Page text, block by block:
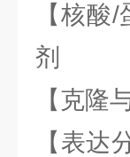
【核
剂
【克隆
【表达